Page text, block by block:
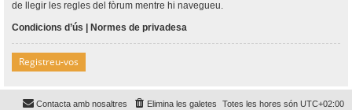
de llegir les regles del fòrum mentre hi navegueu.
Condicions d’ús
Normes de privadesa
Registreu-vos
Totes les hores són UTC+02:00
Elimina les galetes
Contacta amb nosaltres